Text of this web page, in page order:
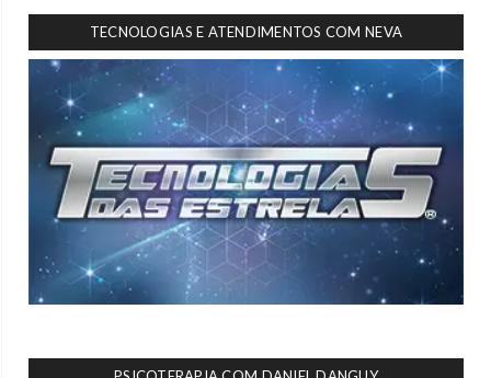
TECNOLOGIAS E ATENDIMENTOS COM NEVA